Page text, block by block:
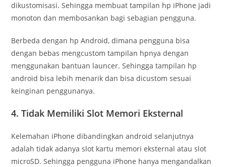
dikustomisasi. Sehingga membuat tampilan hp iPhone jadi
monoton dan membosankan bagi sebagian pengguna.
Berbeda dengan hp Android, dimana pengguna bisa
dengan bebas mengcustom tampilan hpnya dengan
menggunakan bantuan launcer. Sehingga tampilan hp
android bisa lebih menarik dan bisa dicustom sesuai
keinginan penggunanya.
4. Tidak Memiliki Slot Memori Eksternal
Kelemahan iPhone dibandingkan android selanjutnya
adalah tidak adanya slot kartu memori eksternal atau slot
microSD. Sehingga pengguna iPhone hanya mengandalkan